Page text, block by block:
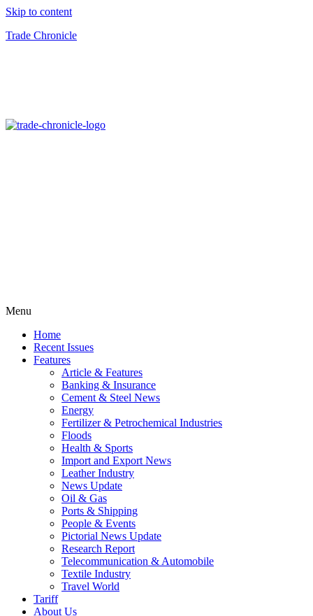
Skip to content
Trade Chronicle
Menu
Home
Recent Issues
Features
Article & Features
Banking & Insurance
Cement & Steel News
Energy
Fertilizer & Petrochemical Industries
Floods
Health & Sports
Import and Export News
Leather Industry
News Update
Oil & Gas
Ports & Shipping
People & Events
Pictorial News Update
Research Report
Telecommunication & Automobile
Textile Industry
Travel World
Tariff
About Us